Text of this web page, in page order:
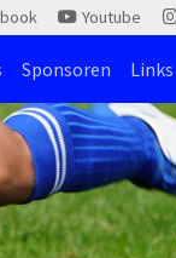
Youtube
Sponsoren Links